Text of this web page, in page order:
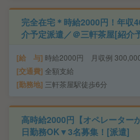
完全在宅＊時給2000円！年収
介予定派遣／＠三軒茶屋[紹介
給 与 時給2000円 月収例
交通費 全額支給
勤務地 三軒茶屋駅徒歩6分
高時給2000円【オペレーター
日勤務OK▼3名募集！[派遣]